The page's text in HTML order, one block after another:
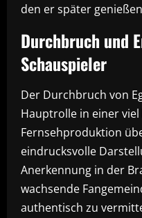
den er später
Durchbruch und
Schauspieler
Der Durchbruch von
Hauptrolle in einer
Fernsehproduktion
eindrucksvolle
Anerkennung in der
wachsende
authentisch zu